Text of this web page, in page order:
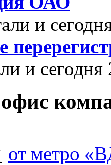
и
и сегодня
от метро